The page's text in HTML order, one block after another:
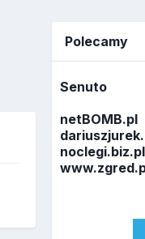
Polecamy
Senuto
netBOMB.pl
noclegi.biz.pl